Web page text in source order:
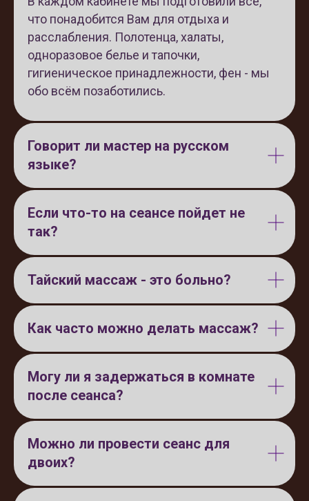
что понадобится Вам для отдыха и
расслабления. Полотенца, халаты,
одноразовое белье и тапочки,
гигиеническое принадлежности, фен - мы
обо всём позаботились.
Говорит ли мастер на русском
языке?
Если что-то на сеансе пойдет не
так?
Тайский массаж - это больно?
Как часто можно делать массаж?
Могу ли я задержаться в комнате
после сеанса?
Можно ли провести сеанс для
двоих?